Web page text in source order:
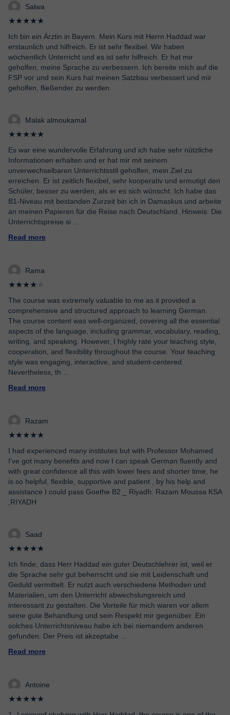
Salwa
★★★★★
Ich bin ein Ärztin in Bayern. Mein Kurs mit Herrn Haddad war
erstaunlich und hilfreich. Er ist sehr flexibel. Wir haben
wöchentlich Unterricht und es ist sehr hilfreich. Er hat mir
geholfen, meine Sprache zu verbessern. Ich bereite mich auf die
FSP vor und sein Kurs hat meinen Satzbau verbessert und mir
geholfen, fließender zu werden.
Malak almoukamal
★★★★★
Es war eine wundervolle Erfahrung und ich habe sehr nützliche
Informationen erhalten und er hat mir mit seinem
unverwechselbaren Unterrichtsstil geholfen, mein Ziel zu
erreichen. Er ist zeitlich flexibel, sehr kooperativ und ermutigt den
Schüler, besser zu werden, als er es sich wünscht. Ich habe das
B1-Niveau mit bestanden Zurzeit bin ich in Damaskus und arbeite
an meinen Papieren für die Reise nach Deutschland. Hinweis: Die
Unterrichtspreise si
Read more
Rama
★★★★
The course was extremely valuable to me as it provided a
comprehensive and structured approach to learning German.
The course content was well-organized, covering all the essential
aspects of the language, including grammar, vocabulary, reading,
writing, and speaking. However, I highly rate your teaching style,
cooperation, and flexibility throughout the course. Your teaching
style was engaging, interactive, and student-centered.
Nevertheless, th
Read more
Razam
★★★★★
I had experienced many institutes but with Professor Mohamed
I've got many benefits and now I can speak German fluently and
with great confidence all this with lower fees and shorter time, he
is so helpful, flexible, supportive and patient , by his help and
assistance I could pass Goethe B2 _ Riyadh. Razam Moussa KSA
,RIYADH
Saad
★★★★★
Ich finde, dass Herr Haddad ein guter Deutschlehrer ist, weil er
die Sprache sehr gut beherrscht und sie mit Leidenschaft und
Geduld vermittelt. Er nutzt auch verschiedene Methoden und
Materialien, um den Unterricht abwechslungsreich und
interessant zu gestalten. Die Vorteile für mich waren vor allem
seine gute Behandlung und sein Respekt mir gegenüber. Ein
solches Unterrichtsniveau habe ich bei niemandem anderen
gefunden. Der Preis ist akzeptabe
Read more
Antoine
★★★★★